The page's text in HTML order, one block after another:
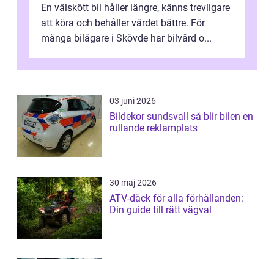
En välskött bil håller längre, känns trevligare
att köra och behåller värdet bättre. För
många bilägare i Skövde har bilvård o...
03 juni 2026
Bildekor sundsvall så blir bilen en
rullande reklamplats
30 maj 2026
ATV-däck för alla förhållanden:
Din guide till rätt vägval